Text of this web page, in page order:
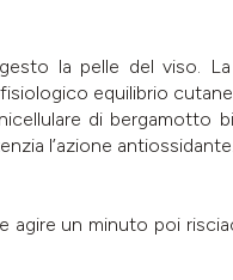
la pelle del viso.
equilibrio
di bergamotto
l’azione antiossidante.
agire un minuto poi